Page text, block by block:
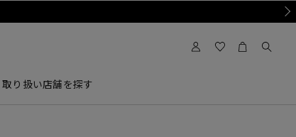
取り扱い店舗を探す